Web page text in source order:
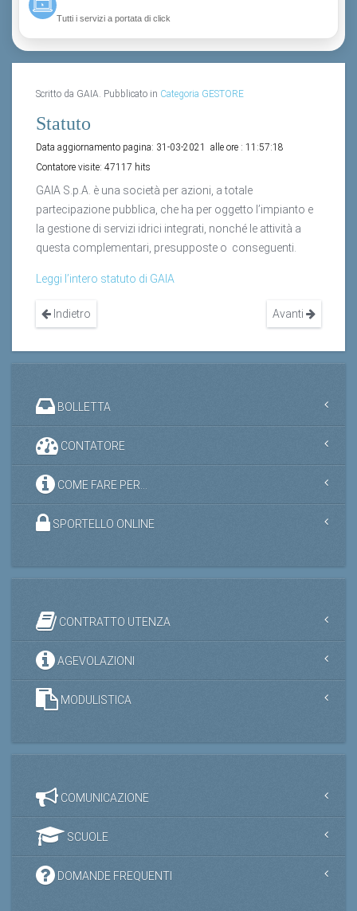
Tutti i servizi a portata di click
Scritto da GAIA. Pubblicato in Categoria GESTORE
Statuto
Data aggiornamento pagina: 31-03-2021 alle ore : 11:57:18
Contatore visite: 47117 hits
GAIA S.p.A. è una società per azioni, a totale
partecipazione pubblica, che ha per oggetto l’impianto e
la gestione di servizi idrici integrati, nonché le attività a
questa complementari, presupposte o conseguenti.
Leggi l’intero statuto di GAIA
Indietro Avanti
BOLLETTA
CONTATORE
COME FARE PER...
SPORTELLO ONLINE
CONTRATTO UTENZA
AGEVOLAZIONI
MODULISTICA
COMUNICAZIONE
SCUOLE
DOMANDE FREQUENTI